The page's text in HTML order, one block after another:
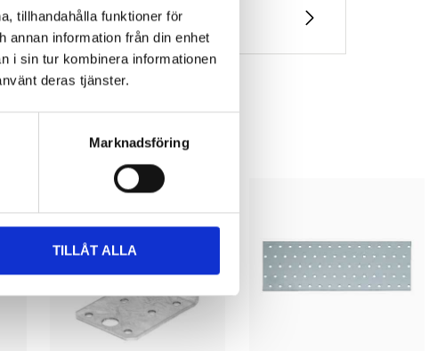
tillhandahålla funktioner för
annan information från din enhet
i sin tur kombinera informationen
deras tjänster.
Marknadsföring
TILLÅT ALLA